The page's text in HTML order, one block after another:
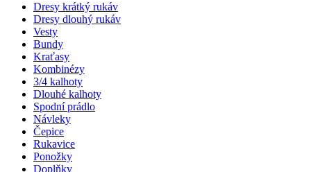
Dresy krátký rukáv
Dresy dlouhý rukáv
Vesty
Bundy
Kraťasy
Kombinézy
3/4 kalhoty
Dlouhé kalhoty
Spodní prádlo
Návleky
Čepice
Rukavice
Ponožky
Doplňky